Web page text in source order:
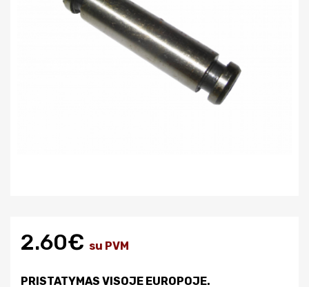
2.60€ su PVM
PRISTATYMAS VISOJE EUROPOJE.